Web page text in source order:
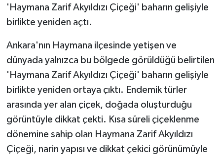
'Haymana Zarif Akyıldızı Çiçeği' baharın gelişiyle
birlikte yeniden açtı.
Ankara'nın Haymana ilçesinde yetişen ve
dünyada yalnızca bu bölgede görüldüğü belirtilen
'Haymana Zarif Akyıldızı Çiçeği' baharın gelişiyle
birlikte yeniden ortaya çıktı. Endemik türler
arasında yer alan çiçek, doğada oluşturduğu
görüntüyle dikkat çekti. Kısa süreli çiçeklenme
dönemine sahip olan Haymana Zarif Akyıldızı
Çiçeği, narin yapısı ve dikkat çekici görünümüyle